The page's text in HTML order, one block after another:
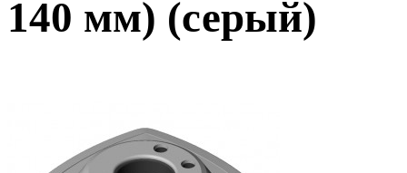
140 мм) (серый)